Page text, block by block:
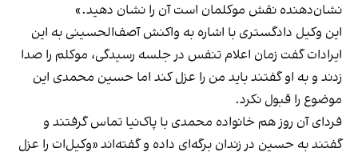
نشان‌دهنده نقش موکلمان است آن را نشان دهید.»
این وکیل دادگستری با اشاره به واکنش آصف‌الحسینی به این
ایرادات گفت زمان اعلام تنفس در جلسه رسیدگی، موکلم را صدا
زدند و به او گفتند باید من را عزل کند اما حسین محمدی این
موضوع را قبول نکرد.
فردای آن روز هم خانواده محمدی با پاک‌نیا تماس گرفتند و
گفتند به حسین در زندان برگه‌ای داده و گفته‌اند «وکیل‌ات را عزل